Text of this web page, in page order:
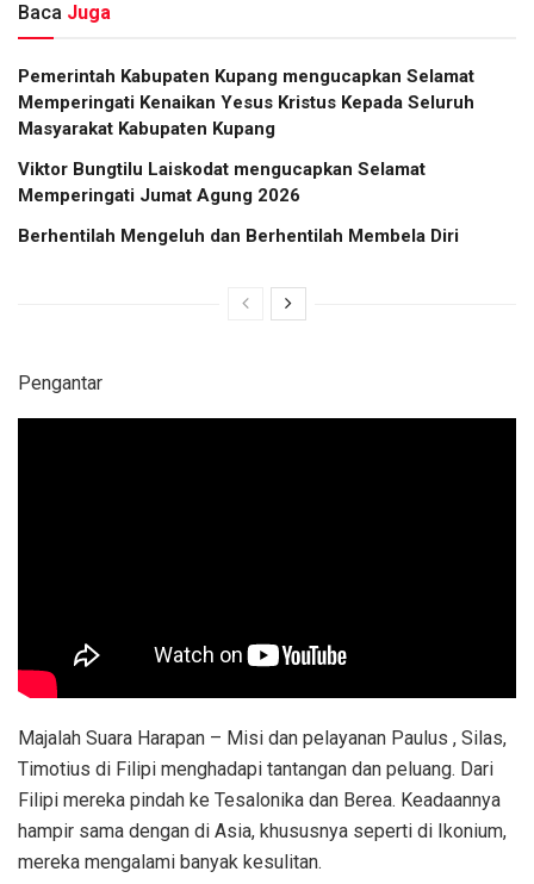
Baca Juga
Pemerintah Kabupaten Kupang mengucapkan Selamat
Memperingati Kenaikan Yesus Kristus Kepada Seluruh
Masyarakat Kabupaten Kupang
Viktor Bungtilu Laiskodat mengucapkan Selamat
Memperingati Jumat Agung 2026
Berhentilah Mengeluh dan Berhentilah Membela Diri
Pengantar
Majalah Suara Harapan – Misi dan pelayanan Paulus , Silas,
Timotius di Filipi menghadapi tantangan dan peluang. Dari
Filipi mereka pindah ke Tesalonika dan Berea. Keadaannya
hampir sama dengan di Asia, khususnya seperti di Ikonium,
mereka mengalami banyak kesulitan.